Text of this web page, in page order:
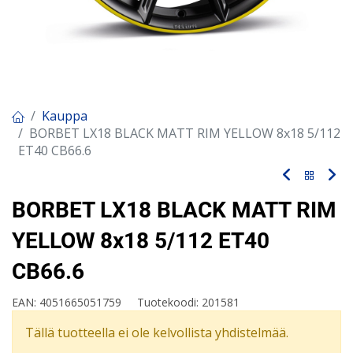
Kauppa
BORBET LX18 BLACK MATT RIM YELLOW 8x18 5/112
ET40 CB66.6
BORBET LX18 BLACK MATT RIM
YELLOW 8x18 5/112 ET40
CB66.6
EAN: 4051665051759 Tuotekoodi: 201581
Tällä tuotteella ei ole kelvollista yhdistelmää.